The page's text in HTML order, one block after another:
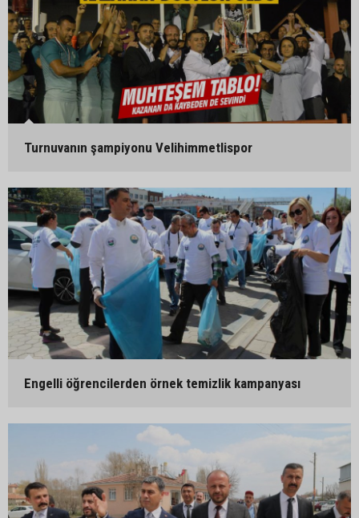
Turnuvanın şampiyonu Velihimmetlispor
Engelli öğrencilerden örnek temizlik kampanyası